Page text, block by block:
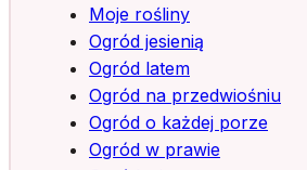
Moje rośliny
Ogród jesienią
Ogród latem
Ogród na przedwiośniu
Ogród o każdej porze
Ogród w prawie